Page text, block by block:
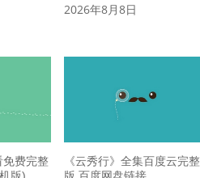
2026年8月8日
免费完整
《云秀行》全集百度云完整